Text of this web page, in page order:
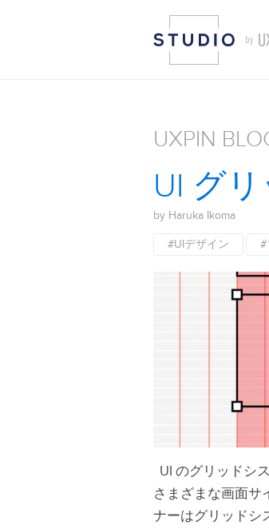
UXPIN
UI グ
by Haruka Ikoma
#UIデザイン #
UI のグリッドシ
さまざまな画面サ
ナーはグリッドシ